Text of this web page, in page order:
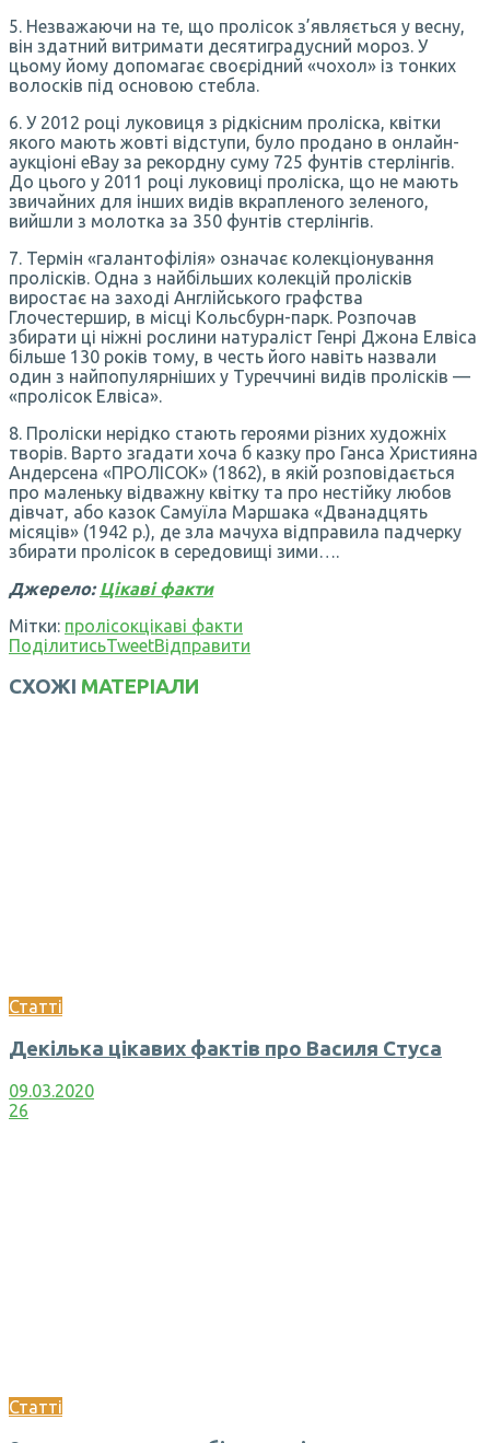
5. Незважаючи на те, що пролісок з’являється у весну,
він здатний витримати десятиградусний мороз. У
цьому йому допомагає своєрідний «чохол» із тонких
волосків під основою стебла.
6. У 2012 році луковиця з рідкісним проліска, квітки
якого мають жовті відступи, було продано в онлайн-
аукціоні eBay за рекордну суму 725 фунтів стерлінгів.
До цього у 2011 році луковиці проліска, що не мають
звичайних для інших видів вкрапленого зеленого,
вийшли з молотка за 350 фунтів стерлінгів.
7. Термін «галантофілія» означає колекціонування
пролісків. Одна з найбільших колекцій пролісків
виростає на заході Англійського графства
Глочестершир, в місці Кольсбурн-парк. Розпочав
збирати ці ніжні рослини натураліст Генрі Джона Елвіса
більше 130 років тому, в честь його навіть назвали
один з найпопулярніших у Туреччині видів пролісків —
«пролісок Елвіса».
8. Проліски нерідко стають героями різних художніх
творів. Варто згадати хоча б казку про Ганса Християна
Андерсена «ПРОЛІСОК» (1862), в якій розповідається
про маленьку відважну квітку та про нестійку любов
дівчат, або казок Самуїла Маршака «Дванадцять
місяців» (1942 р.), де зла мачуха відправила падчерку
збирати пролісок в середовищі зими….
Джерело:Цікаві факти
Мітки: пролісокцікаві факти
ПоділитисьTweetВідправити
СХОЖІ МАТЕРІАЛИ
Статті
Декілька цікавих фактів про Василя Стуса
09.03.2020
26
Статті